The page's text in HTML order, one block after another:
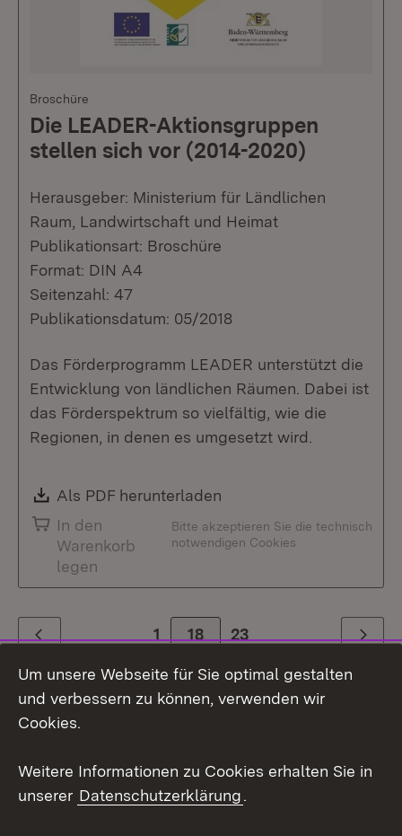
Broschüre
Die LEADER-Aktionsgruppen
stellen sich vor (2014-2020)
Herausgeber: Ministerium für Ländlichen
Raum, Landwirtschaft und Heimat
Publikationsart: Broschüre
Format: DIN A4
Seitenzahl: 47
Publikationsdatum: 05/2018
Das Förderprogramm LEADER unterstützt die
Entwicklung von ländlichen Räumen. Dabei ist
das Förderspektrum so vielfältig, wie die
Regionen, in denen es umgesetzt wird.
Download:
Als PDF herunterladen
In den
Warenkorb
legen
Bitte akzeptieren Sie die technisch
notwendigen Cookies
Zurück 1 Zur Seite
18 23 Weiter
Themenübersicht
Um unsere Webseite für Sie optimal gestalten
und verbessern zu können, verwenden wir
Cookies.
Weitere Informationen zu Cookies erhalten Sie in
unserer Datenschutzerklärung.